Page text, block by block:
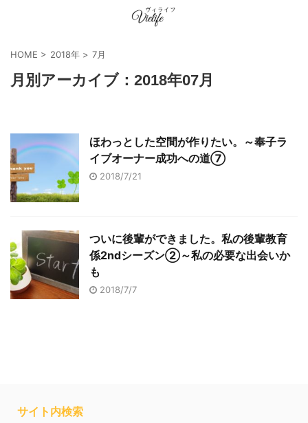
HOME > 2018年 > 7月
月別アーカイブ：2018年07月
ほわっとした空間が作りたい。～奉子ラ
イブオーナー成功への道⑦
2018/7/21
ついに後輩ができました。私の後輩教育
係2ndシーズン②～私の必要な出会いか
も
2018/7/7
サイト内検索